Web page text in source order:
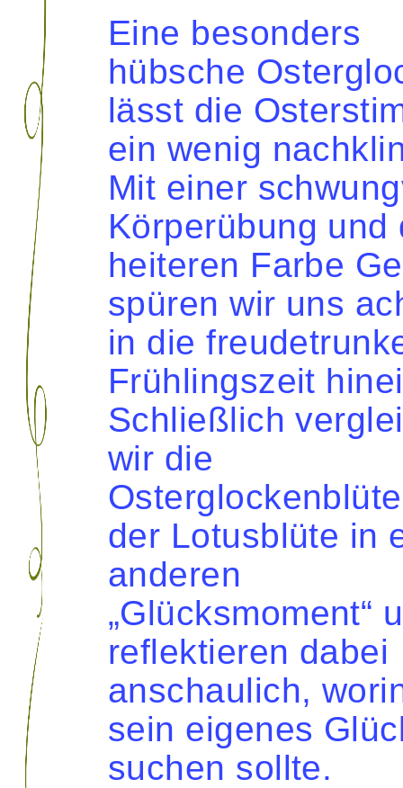
Eine besonders
hübsche
lässt die
ein wenig
Mit einer
Körperübung und
heiteren Farbe
spüren wir uns
in die
Frühlingszeit
Schließlich
wir die
der Lotusblüte in
anderen
„Glücksmoment“
reflektieren dabei
anschaulich,
sein eigenes
suchen sollte.